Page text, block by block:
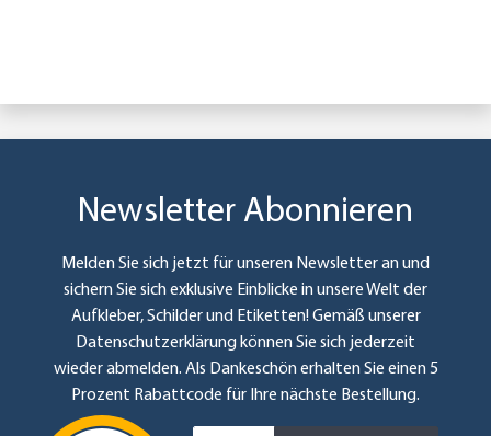
Newsletter Abonnieren
Melden Sie sich jetzt für unseren Newsletter an und
sichern Sie sich exklusive Einblicke in unsere Welt der
Aufkleber, Schilder und Etiketten! Gemäß unserer
Datenschutzerklärung können Sie sich jederzeit
wieder abmelden. Als Dankeschön erhalten Sie einen 5
Prozent Rabattcode für Ihre nächste Bestellung.